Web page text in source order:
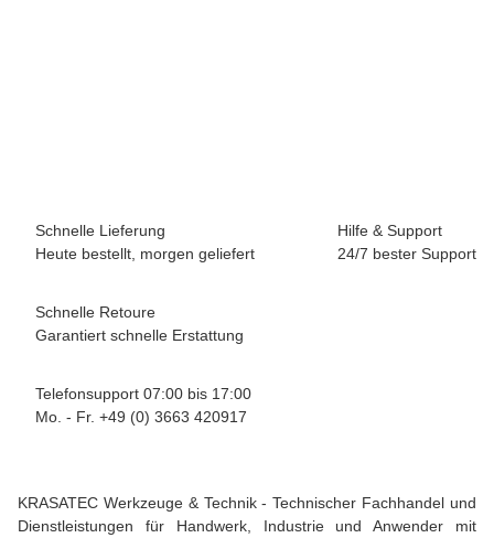
Schnelle Lieferung
Heute bestellt, morgen geliefert
Hilfe & Support
24/7 bester Support
Schnelle Retoure
Garantiert schnelle Erstattung
Telefonsupport 07:00 bis 17:00
Mo. - Fr. +49 (0) 3663 420917
KRASATEC Werkzeuge & Technik - Technischer Fachhandel und
Dienstleistungen für Handwerk, Industrie und Anwender mit